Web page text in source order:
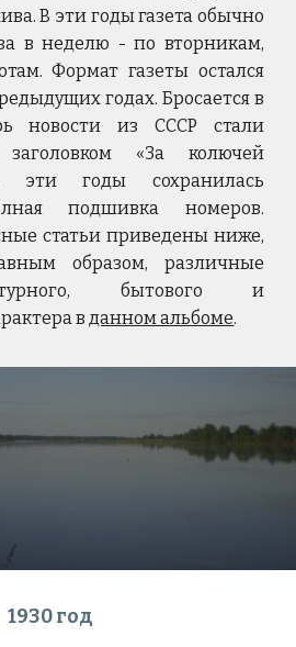
В эти годы газета обычно
в неделю - по вторникам,
Формат газеты остался
годах. Бросается в
новости из СССР стали
«За колючей
эти годы сохранилась
подшивка номеров.
статьи приведены ниже,
образом, различные
бытового и
вданном альбоме.
1930 год